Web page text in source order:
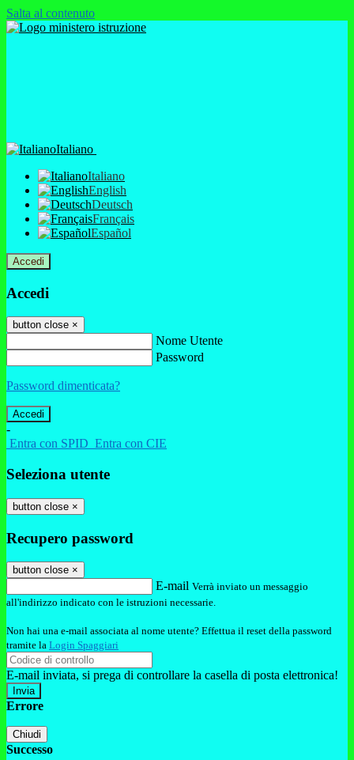
Salta al contenuto
Italiano
Italiano
English
Deutsch
Français
Español
Accedi
Accedi
button close ×
Nome Utente
Password
Password dimenticata?
-
Entra con SPID Entra con CIE
Seleziona utente
button close ×
Recupero password
button close ×
E-mail Verrà inviato un messaggio
all'indirizzo indicato con le istruzioni necessarie.
Non hai una e-mail associata al nome utente? Effettua il reset della password
tramite la Login Spaggiari
E-mail inviata, si prega di controllare la casella di posta elettronica!
Errore
Chiudi
Successo